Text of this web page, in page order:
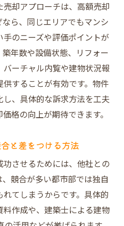
却アプローチは、高額売却
ら、同じエリアでもマンシ
のニーズや評価ポイントが
年数や設備状態、リフォー
ーチャル内覧や建物状況報
することが有効です。物件
、具体的な訴求方法を工夫
格の向上が期待できます。
と差をつける方法
させるためには、他社との
競合が多い都市部では独自
てしまうからです。具体的
作成や、建築士による建物